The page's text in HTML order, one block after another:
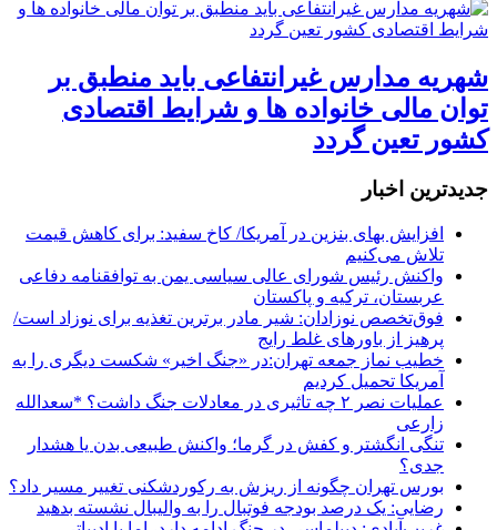
شهریه مدارس غیرانتفاعی باید منطبق بر
توان مالی خانواده ها و شرایط اقتصادی
کشور تعین گردد
جديدترين اخبار
افزایش بهای بنزین در آمریکا/ کاخ سفید: برای کاهش قیمت
تلاش می‌کنیم
واکنش رئیس شورای عالی سیاسی یمن به توافقنامه دفاعی
عربستان، ترکیه و پاکستان
فوق‌تخصص نوزادان: شیر مادر برترین تغذیه برای نوزاد است/
پرهیز از باورهای غلط رایج
خطیب نماز جمعه تهران:در «جنگ اخیر» شکست دیگری را به
آمریکا تحمیل کردیم
عملیات نصر ۲ چه تاثیری در معادلات جنگ داشت؟ *سعدالله
زارعی
تنگی انگشتر و کفش در گرما؛ واکنش طبیعی بدن یا هشدار
جدی؟
بورس تهران چگونه از ریزش به رکوردشکنی تغییر مسیر داد؟
رضایی: یک درصد بودجه فوتبال را به والیبال نشسته بدهید